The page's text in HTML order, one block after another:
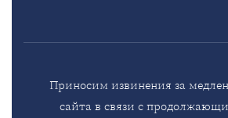
Приносим извинения за
сайта в связи с